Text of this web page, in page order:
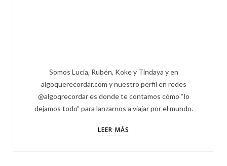
Somos Lucía, Rubén, Koke y Tindaya y en
algoquerecordar.com y nuestro perfil en redes
@algoqrecordar es donde te contamos cómo “lo
dejamos todo” para lanzarnos a viajar por el mundo.
LEER MÁS